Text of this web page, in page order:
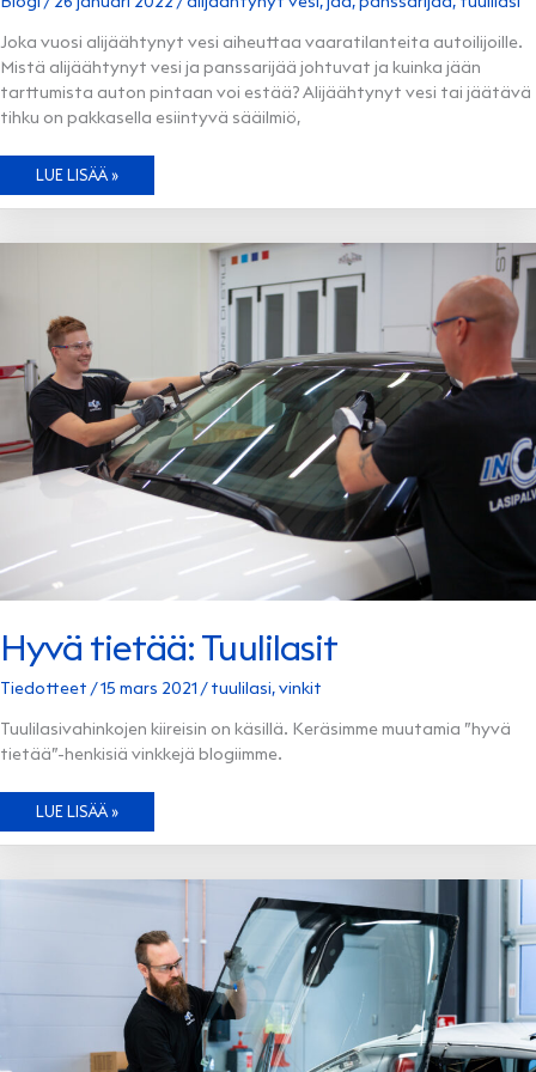
Joka vuosi alijäähtynyt vesi aiheuttaa vaaratilanteita autoilijoille.
Mistä alijäähtynyt vesi ja panssarijää johtuvat ja kuinka jään
tarttumista auton pintaan voi estää? Alijäähtynyt vesi tai jäätävä
tihku on pakkasella esiintyvä sääilmiö,
NÄIN
PANSSARIJÄÄN
LUE LISÄÄ »
Hyvä tietää: Tuulilasit
Tiedotteet /15 mars 2021 /tuulilasi,vinkit
Tuulilasivahinkojen kiireisin on käsillä. Keräsimme muutamia ”hyvä
tietää”-henkisiä vinkkejä blogiimme.
HYVÄ
TUULILASIT
LUE LISÄÄ »